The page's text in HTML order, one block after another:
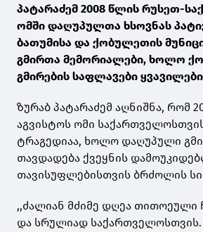
პატარაძემ 2008 წლის რუსეთ-
ომში დაღუპულთა ხსოვნას
ბათუმისა და ქობულეთის
გმირთა მემორიალები, ხოლო
გმირების საფლავები
ზურაბ პატარაძემ აღნიშნა, რომ
აგვისტოს ომი
ტრაგედიაა, ხოლო დაღუპული
თავდადება ქვეყნის
თავისუფლებისთვის ბრძოლის
,,ძალიან მძიმე დღეა თითოეული
და სრულიად საქართველოსთვის.